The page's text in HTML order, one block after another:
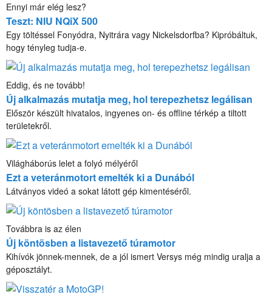
Ennyi már elég lesz?
Teszt: NIU NQiX 500
Egy töltéssel Fonyódra, Nyitrára vagy Nickelsdorfba? Kipróbáltuk,
hogy tényleg tudja-e.
Eddig, és ne tovább!
Új alkalmazás mutatja meg, hol terepezhetsz legálisan
Először készült hivatalos, ingyenes on- és offline térkép a tiltott
területekről.
Világháborús lelet a folyó mélyéről
Ezt a veteránmotort emelték ki a Dunából
Látványos videó a sokat látott gép kimentéséről.
Továbbra is az élen
Új köntösben a listavezető túramotor
Kihívók jönnek-mennek, de a jól ismert Versys még mindig uralja a
géposztályt.